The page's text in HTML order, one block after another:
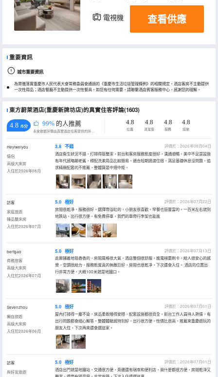
電視機 冰箱
查看供應
重要資訊
城市重要資訊
為貫徹落實重慶市人民代表大會常務委員會通過的《重慶市生活垃圾管理條例》的相關規定，酒店客房不主動提供
一次性用品；酒店餐廳不主動提供一次性餐具。如您有任何需要，請聯繫酒店賓客服務中心，感謝您的理解。
東方蔚萊酒店(重慶新牌坊店)的真實住客評論(1603)
4.8 /5分 99% 的人推薦
永安旅遊評價由真實酒店住客提供的評價。
4.8
位置
4.8
清潔度
4.8
服務
4.8
設施
Heyiweiyou
情侶
高級大床房
入住於2026年08月
3.8 不錯
評價於：2026年08月04日
酒店衞生狀況不錯，打掃得挺整潔，前台和客房服務態度很好，溝通順暢。美中不足是設施
有年代感略顯老舊，標配洗漱用品比較簡易。適合短期過渡住宿，滿足基礎休息沒問題，追
求精緻配套的不推薦，整體算是中規中矩。
訪客
家庭旅遊
臻品雙床房
入住於2026年07月
5.0 極好
評價於：2026年07月22日
房間很乾凈，服務很好，選擇帶浴缸的，小朋友很喜歡。早餐也挺豐富的。一百米左右就到
地跌站，出行很方便。有免費停車，我們的車帶行李架也能進
bertgao
商務旅客
高級大床房
入住於2026年07月
5.0 極好
評價於：2026年07月13日
走廊鋪着地毯香香的，房間風格很大氣，酒店整個很舒服，進電梯要刷卡，給人很安心的感
覺，空調很給力，服務態度真的無敵巨好，房間也很乾凈，下次還會入住。 酒店的位置出
行非常方便，大概100米就是地鐵口。
Sevenzhou
獨自旅遊
高級大床房
入住於2026年06月
5.0 極好
評價於：2026年07月01日
屋內打掃得一塵不染，床品柔軟睡得安穩，配套設施都很齊全。前台工作人員待人熱情，有
出行問題都會細心解答。整體體驗感特別好，出行很方便，性價比很高，推薦來重慶遊玩的
朋友入住，下次再來還會選這家。
訪客
與好友旅遊
5.0 極好
評價於：2026年07月01日
酒店出門就是地鐵站，交通很方便，旁邊還有瑞幸和便利店，買什麼都很方便，房間乾淨又